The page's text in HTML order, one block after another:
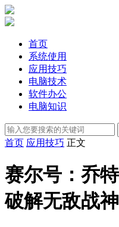
首页
系统使用
应用技巧
电脑技术
软件办公
电脑知识
首页 应用技巧 正文
赛尔号：乔
破解无敌战神